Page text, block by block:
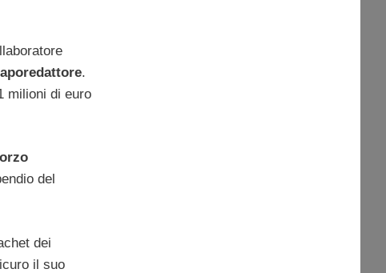
.
milioni di euro
del
dei
il suo